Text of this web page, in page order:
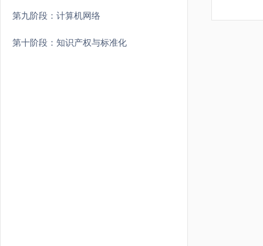
第九阶段：计算机网络
第十阶段：知识产权与标准化